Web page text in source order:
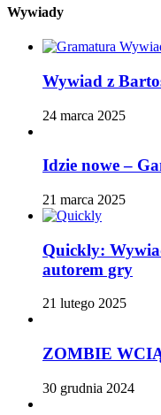
Wywiady
Wywiad z
24 marca 2025
Idzie nowe –
21 marca 2025
Quickly:
autorem gry
21 lutego 2025
ZOMBIE
30 grudnia 2024